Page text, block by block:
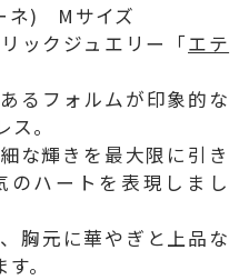
ネ) Mサイズ
ックジュエリー「エテ
るフォルムが印象的な
。
な輝きを最大限に引き
のハートを表現しまし
胸元に華やぎと上品な
。